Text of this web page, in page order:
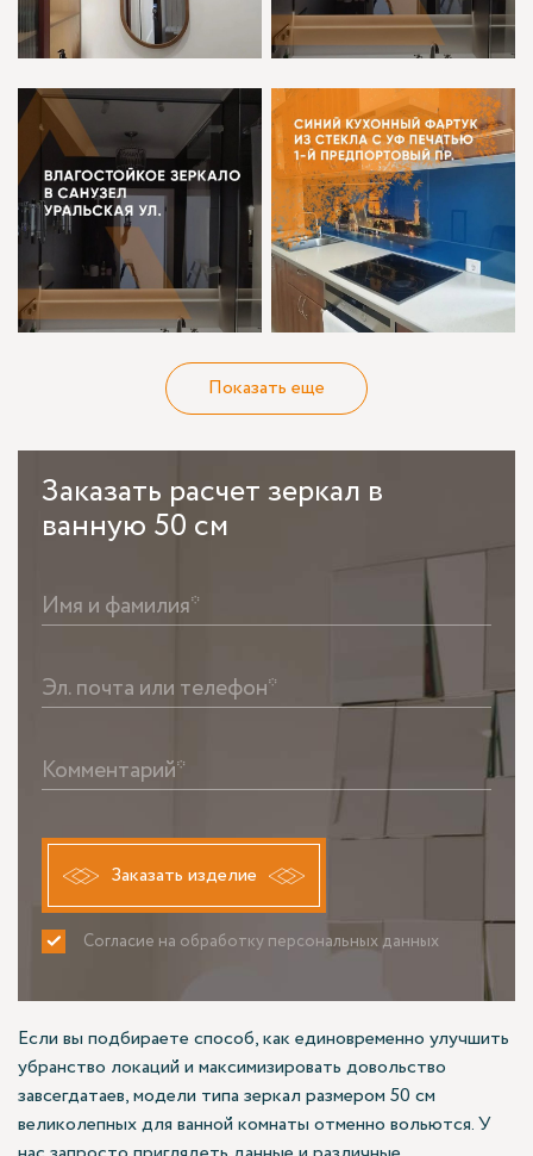
Показать еще
Заказать расчет зеркал в
ванную 50 см
Имя и фамилия*
Эл. почта или телефон*
Комментарий*
Заказать изделие
Согласие на обработку персональных данных
ПРИНИМАЮ НЕ ПРИНИМАЮ
Если вы подбираете способ, как единовременно улучшить
убранство локаций и максимизировать довольство
завсегдатаев, модели типа зеркал размером 50 см
великолепных для ванной комнаты отменно вольются. У